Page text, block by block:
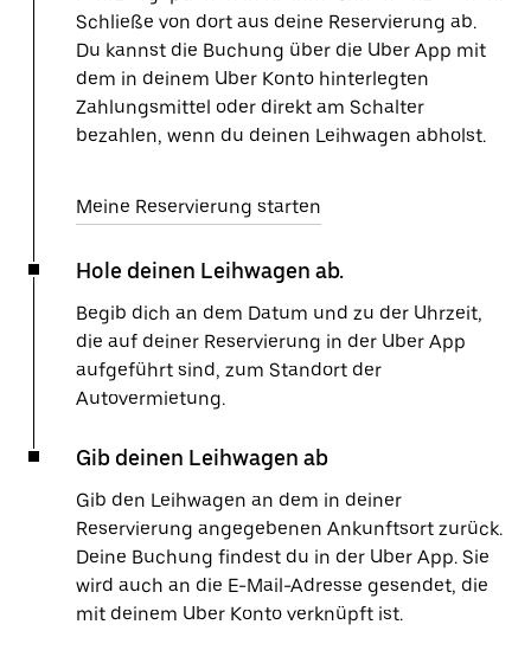
Schließe von dort aus deine Reservierung ab.
Du kannst die Buchung über die Uber App mit
dem in deinem Uber Konto hinterlegten
Zahlungsmittel oder direkt am Schalter
bezahlen, wenn du deinen Leihwagen abholst.
Meine Reservierung starten
Hole deinen Leihwagen ab.
Begib dich an dem Datum und zu der Uhrzeit,
die auf deiner Reservierung in der Uber App
aufgeführt sind, zum Standort der
Autovermietung.
Gib deinen Leihwagen ab
Gib den Leihwagen an dem in deiner
Reservierung angegebenen Ankunftsort zurück.
Deine Buchung findest du in der Uber App. Sie
wird auch an die E-Mail-Adresse gesendet, die
mit deinem Uber Konto verknüpft ist.